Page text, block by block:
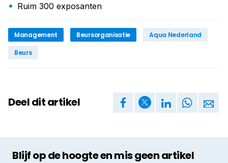
Ruim 300 exposanten
Management Beursorganisatie Aqua Nederland
Beurs
Deel dit artikel
Blijf op de hoogte en mis geen artikel